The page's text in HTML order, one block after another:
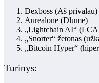
Dexboss (Aš privalau)
Aurealone (Dlume)
„Lightchain AI“
„Snorter“ žetonas
„Bitcoin Hyper“
Turinys: